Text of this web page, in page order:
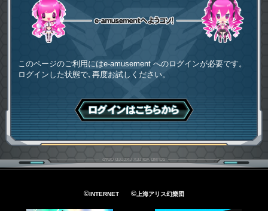
このページのご利用にはe-amusement へのログインが必要です。
ログインした状態で､再度お試しください。
ログインはこちら
©INTERNET ©上海アリス幻樂団